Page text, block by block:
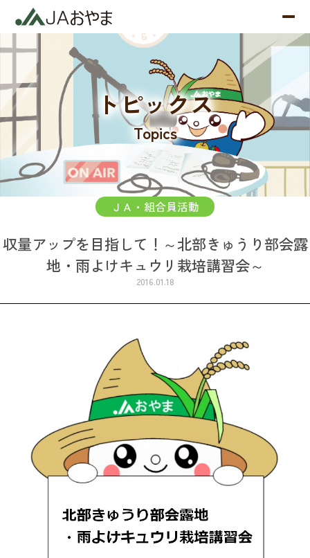
トピックス
Topics
ＪＡ・組合員活動
収量アップを目指して！～北部きゅうり部会露
地・雨よけキュウリ栽培講習会～
2016.01.18